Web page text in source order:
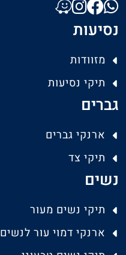
נסיעות
מזוודות
תיקי נסיעות
גברים
ארנקי גברים
תיקי צד
נשים
תיקי נשים מעור
ארנקי דמוי עור לנשים